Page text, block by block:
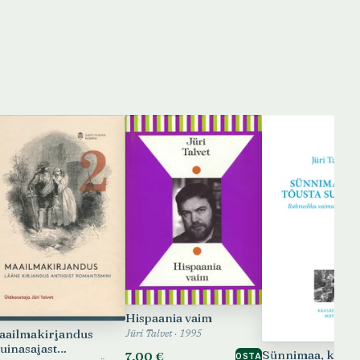
Hispaania vaim
Jüri Talvet · 1995
7,00 € OSTA Sünnimaa, kui